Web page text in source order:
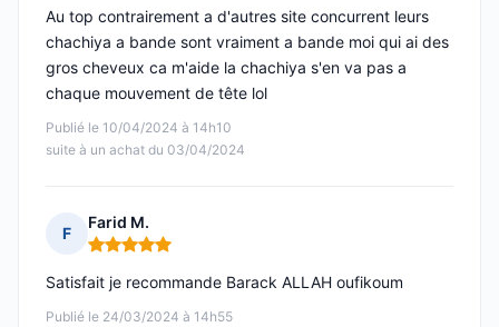
Publié le 10/04/2024 à 14h10
suite à un achat du 03/04/2024
Au top contrairement a d'autres site concurrent leurs
chachiya a bande sont vraiment a bande moi qui ai des
gros cheveux ca m'aide la chachiya s'en va pas a
chaque mouvement de tête lol
F
Farid M.
Note : 5 sur 5
Publié le 24/03/2024 à 14h55
Satisfait je recommande Barack ALLAH oufikoum